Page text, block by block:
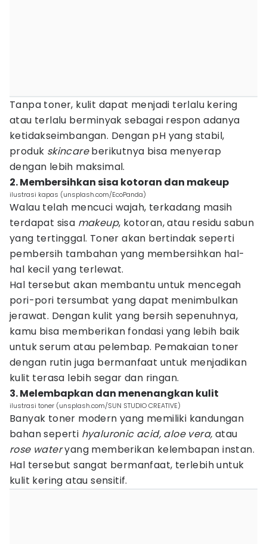
Tanpa toner, kulit dapat menjadi terlalu kering
atau terlalu berminyak sebagai respon adanya
ketidakseimbangan. Dengan pH yang stabil,
produk skincareberikutnya bisa menyerap
dengan lebih maksimal.
2. Membersihkan sisa kotoran dan makeup
ilustrasi kapas (unsplash.com/EcoPanda)
Walau telah mencuci wajah, terkadang masih
terdapat sisa makeup, kotoran, atau residu sabun
yang tertinggal. Toner akan bertindak seperti
pembersih tambahan yang membersihkan hal-
hal kecil yang terlewat.
Hal tersebut akan membantu untuk mencegah
pori-pori tersumbat yang dapat menimbulkan
jerawat. Dengan kulit yang bersih sepenuhnya,
kamu bisa memberikan fondasi yang lebih baik
untuk serum atau pelembap. Pemakaian toner
dengan rutin juga bermanfaat untuk menjadikan
kulit terasa lebih segar dan ringan.
3. Melembapkan dan menenangkan kulit
ilustrasi toner (unsplash.com/SUN STUDIO CREATIVE)
Banyak toner modern yang memiliki kandungan
bahan seperti hyaluronic acid, aloe vera, atau
rose wateryang memberikan kelembapan instan.
Hal tersebut sangat bermanfaat, terlebih untuk
kulit kering atau sensitif.